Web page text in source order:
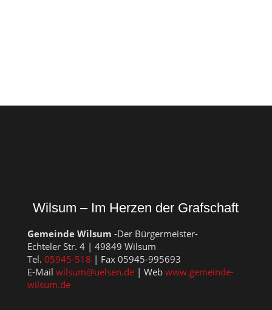
Wilsum – Im Herzen der Grafschaft
Gemeinde Wilsum -Der Bürgermeister-
Echteler Str. 4 | 49849 Wilsum
Tel. 05945-518 | Fax 05945-995693
E-Mail wilsum@uelsen.de| Web www.gemeinde-
wilsum.de